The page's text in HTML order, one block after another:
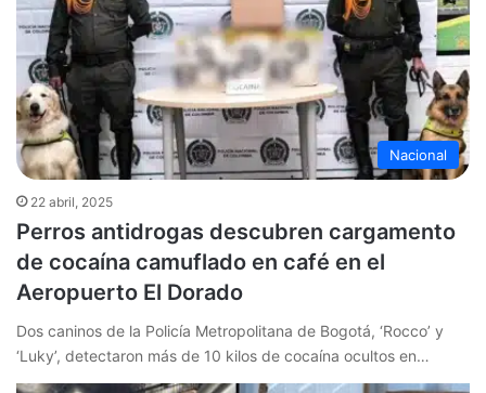
Nacional
22 abril, 2025
Perros antidrogas descubren cargamento
de cocaína camuflado en café en el
Aeropuerto El Dorado
Dos caninos de la Policía Metropolitana de Bogotá, ‘Rocco’ y
‘Luky’, detectaron más de 10 kilos de cocaína ocultos en…